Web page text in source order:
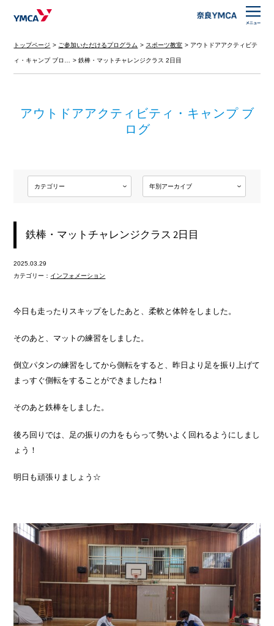
トップページ ご参加いただけるプログラム スポーツ教室 アウトドアアクティビテ
ィ・キャンプ ブロ… 鉄棒・マットチャレンジクラス 2日目
アウトドアアクティビティ・キャンプ ブ
ログ
鉄棒・マットチャレンジクラス 2日目
2025.03.29
カテゴリー： インフォメーション
今日も走ったりスキップをしたあと、柔軟と体幹をしました。
そのあと、マットの練習をしました。
倒立パタンの練習をしてから側転をすると、昨日より足を振り上げて
まっすぐ側転をすることができましたね！
そのあと鉄棒をしました。
後ろ回りでは、足の振りの力をもらって勢いよく回れるようにしまし
ょう！
明日も頑張りましょう☆